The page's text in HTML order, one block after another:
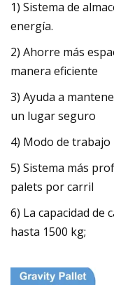
1) Sistema de
energía.
2) Ahorre más
manera eficiente
3) Ayuda a
un lugar seguro
4) Modo de
5) Sistema más
palets por carril
6) La capacidad de
hasta 1500 kg;